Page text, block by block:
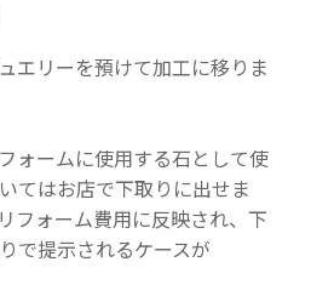
エリーを預けて加工に移りま
ォームに使用する石として使
てはお店で下取りに出せま
フォーム費用に反映され、下
で提示されるケースが